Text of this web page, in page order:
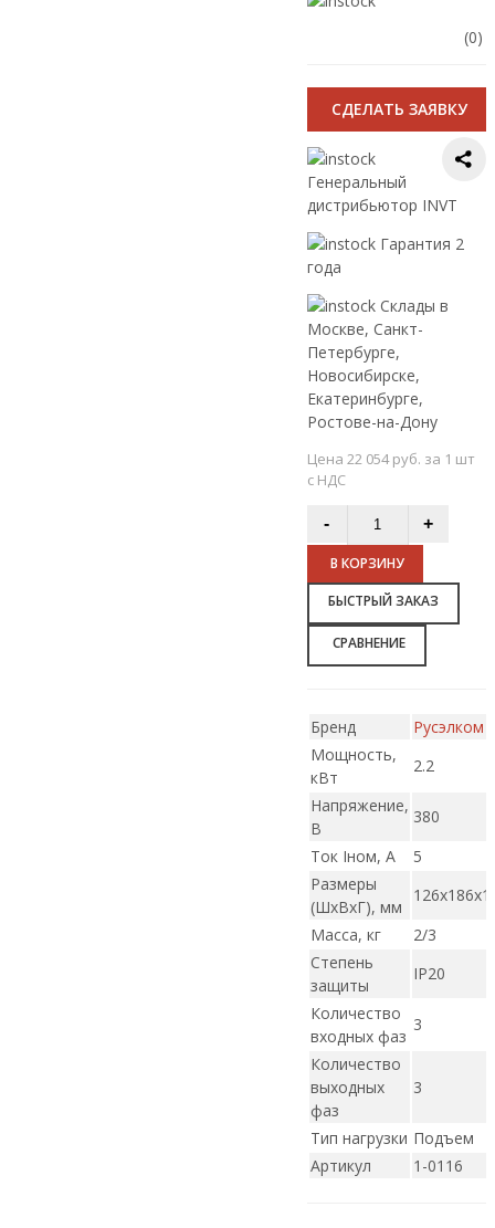
(0)
CДЕЛАТЬ ЗАЯВКУ
Генеральный
дистрибьютор INVT
Гарантия 2
года
Склады в
Москве, Санкт-
Петербурге,
Новосибирске,
Екатеринбурге,
Ростове-на-Дону
Цена 22 054 руб. за 1 шт
с НДС
В КОРЗИНУ
БЫСТРЫЙ ЗАКАЗ
СРАВНЕНИЕ
Бренд
Русэлком
Мощность,
кВт
2.2
Напряжение,
В
380
Ток Iном, А
5
Размеры
(ШxВxГ), мм
Масса, кг
2/3
Степень
защиты
IP20
Количество
входных фаз
3
Количество
выходных
фаз
3
Тип нагрузки Подъем
Артикул
1-0116